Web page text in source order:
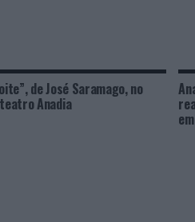
de José Saramago, no
Anadia